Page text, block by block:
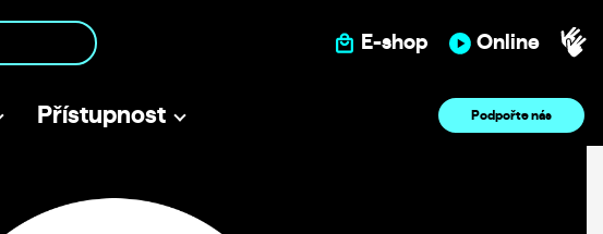
E-shop Online
Přístupnost Podpořte nás